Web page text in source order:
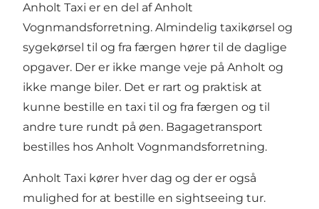
Anholt Taxi er en del af Anholt
Vognmandsforretning. Almindelig taxikørsel og
sygekørsel til og fra færgen hører til de daglige
opgaver. Der er ikke mange veje på Anholt og
ikke mange biler. Det er rart og praktisk at
kunne bestille en taxi til og fra færgen og til
andre ture rundt på øen. Bagagetransport
bestilles hos Anholt Vognmandsforretning.
Anholt Taxi kører hver dag og der er også
mulighed for at bestille en sightseeing tur.